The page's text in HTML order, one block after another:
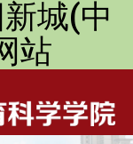
城(中
站